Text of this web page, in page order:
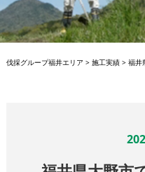
伐採グループ福井エリア > 施工実績> 福井